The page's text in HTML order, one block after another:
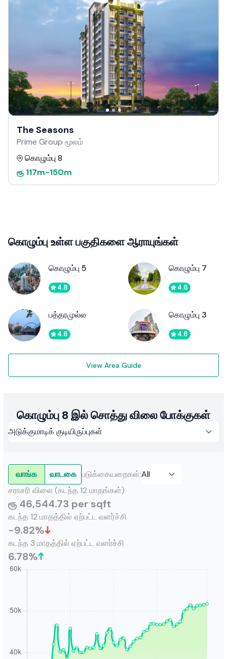
The Seasons
Prime Group மூலம்
கொழும்பு 8
ரூ 117m-150m
கொழும்பு உள்ள பகுதிகளை ஆராயுங்கள்
கொழும்பு 5
4.8
கொழும்பு 7
4.6
பத்தரமுல்ல
4.6
கொழும்பு 3
4.6
View Area Guide
கொழும்பு 8 இல் சொத்து விலை போக்குகள்
வாங்க வாடகை படுக்கையறைகள்:
சராசரி விலை (கடந்த 12 மாதங்கள்)
ரூ 46,544.73 per sqft
கடந்த 12 மாதத்தில் ஏற்பட்ட வளர்ச்சி
-9.82%
கடந்த 3 மாதத்தில் ஏற்பட்ட வளர்ச்சி
6.78%